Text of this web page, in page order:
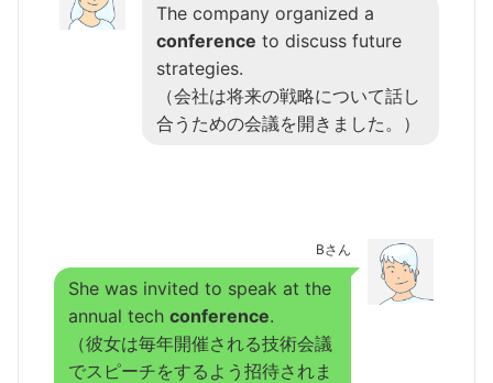
The company organized a
conference to discuss future
strategies.
（会社は将来の戦略について話し
合うための会議を開きました。）
Bさん
She was invited to speak at the
annual tech conference.
（彼女は毎年開催される技術会議
でスピーチをするよう招待されま